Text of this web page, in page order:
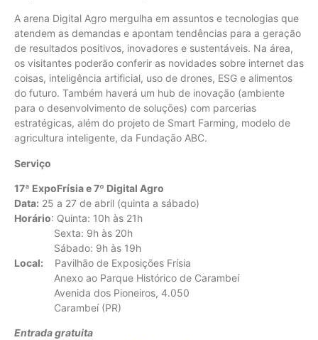
A arena Digital Agro mergulha em assuntos e tecnologias que
atendem as demandas e apontam tendências para a geração
de resultados positivos, inovadores e sustentáveis. Na área,
os visitantes poderão conferir as novidades sobre internet das
coisas, inteligência artificial, uso de drones, ESG e alimentos
do futuro. Também haverá um hub de inovação (ambiente
para o desenvolvimento de soluções) com parcerias
estratégicas, além do projeto de Smart Farming, modelo de
agricultura inteligente, da Fundação ABC.
Serviço
17ª ExpoFrísia e7º Digital Agro
Data: 25 a 27 de abril (quinta a sábado)
Horário: Quinta: 10h às 21h
Sexta: 9h às 20h
Sábado: 9h às 19h
Local: Pavilhão de Exposições Frísia
Anexo ao Parque Histórico de Carambeí
Avenida dos Pioneiros, 4.050
Carambeí (PR)
Entrada gratuita